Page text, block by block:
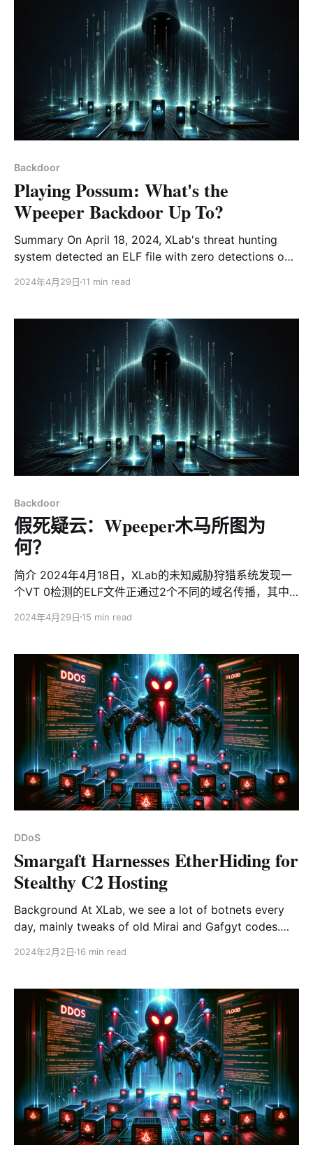
最近3个月使用了大量的已知漏洞传播样本，总数达80多
个。具体漏洞如下： 这些漏洞影响的厂商设备如下：
vendor Name product Name A-MTK Camera Apache
Camera Barni Master Ip Camera01 Firmware Billion
5200W-T Firmware Cacti Cacti Cambiumnetworks
Cnpilot R190V Firmware Cisco Linksys Firmware
Ctekproducts Sk
Backdoor
Playing Possum: What's the
Wpeeper Backdoor Up To?
Summary On April 18, 2024, XLab's threat hunting
system detected an ELF file with zero detections on
domains. One of the domains was marked as
recently registered and had no detections, drawing
2024年4月29日 11 min read
Backdoor
假死疑云：Wpeeper木马所图为
何？
简介 2024年4月18日，XLab的未知威胁狩猎系统发现一
个VT 0检测的ELF文件正通过2个不同的域名传播，其中
期注册且无任何检测，这个异常点引起了我们的注意。经
件，基于它使用被黑的WORD PRESS站点做为中转C2，
我们将其命名为Wpeeper。 Wpeeper是一个针对Android
系统的典型后门木马，支持收集设备敏感信息，文件&目
录管理，上传&下载，执行命令等诸多功能。Wpeeper最
大的亮点在于网络层面，以下3点体现了其作者的用心程
度： 1. 依托被黑的WORD PRESS站点构建多层级的C2架
构，隐藏真正的C2 2. 使用Session字段区分请求，
HTTPS协议保护网络流量 3. C2下发的指令使用AES加密
并带有椭圆曲线签名，防止被接管 Wpeeper来源于“二次
打包”的UPtodown Store应用，攻击者向正常的APK中植
码量很少，被修改的APK目前在VT上也是0检测。UPtod
2024年4月29日 15 min read
DDoS
Smargaft Harnesses EtherHiding for
Stealthy C2 Hosting
Background At XLab, we see a lot of botnets every
day, mainly tweaks of old Mirai and Gafgyt codes.
attention. But today, we found something different.
but has
2024年2月2日 16 min read